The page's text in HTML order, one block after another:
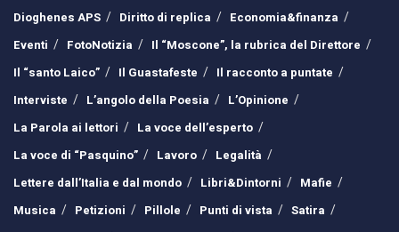
Dioghenes APS
Diritto di replica
Economia&finanza
Eventi
FotoNotizia
Il “Moscone”, la rubrica del Direttore
Il “santo Laico”
Il Guastafeste
Il racconto a puntate
Interviste
L’angolo della Poesia
L’Opinione
La Parola ai lettori
La voce dell’esperto
La voce di “Pasquino”
Lavoro
Legalità
Lettere dall’Italia e dal mondo
Libri&Dintorni
Mafie
Musica
Petizioni Pillole Punti di vista
Satira